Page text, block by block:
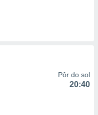
Pôr do sol
20:40